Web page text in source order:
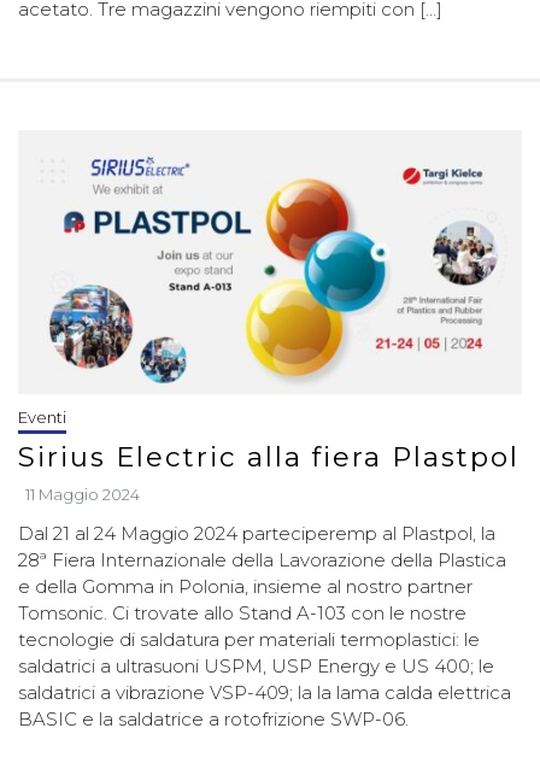
acetato. Tre magazzini vengono riempiti con […]
Eventi
Sirius Electric alla fiera Plastpol
11 Maggio 2024
Dal 21 al 24 Maggio 2024 parteciperemp al Plastpol, la
28ª Fiera Internazionale della Lavorazione della Plastica
e della Gomma in Polonia, insieme al nostro partner
Tomsonic. Ci trovate allo Stand A-103 con le nostre
tecnologie di saldatura per materiali termoplastici: le
saldatrici a ultrasuoni USPM, USP Energy e US 400; le
saldatrici a vibrazione VSP-409; la la lama calda elettrica
BASIC e la saldatrice a rotofrizione SWP-06.